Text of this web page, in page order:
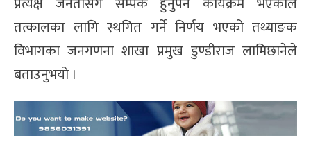
तत्कालका लागि स्थगित गर्ने निर्णय भएको तथ्याङक
विभागका जनगणना शाखा प्रमुख डुण्डीराज लामिछानेले
बताउनुभयो ।